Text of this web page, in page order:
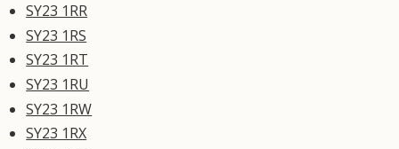
SY23 1RR
SY23 1RS
SY23 1RT
SY23 1RU
SY23 1RW
SY23 1RX